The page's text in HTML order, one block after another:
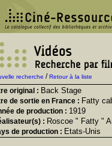
recherche /Retour à la liste
original : Back Stage
de sortie en France : Fatty
de production : 1919
: Roscoe " Fatty "
de production : Etats-Unis